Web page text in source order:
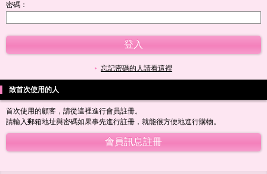
密碼：
忘記密碼的人請看這裡
致首次使用的人
首次使用的顧客，請從這裡進行會員註冊。
請輸入郵箱地址與密碼如果事先進行註冊，就能很方便地進行購物。